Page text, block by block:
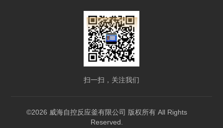
扫一扫，关注我们
©2026 威海自控反应釜有限公司 版权所有 All Rights
Reserved.